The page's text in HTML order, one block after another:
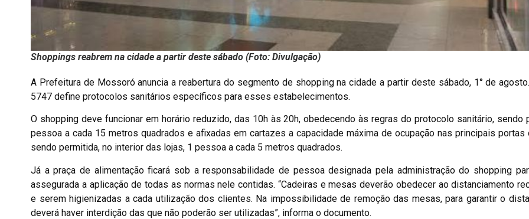
Shoppings reabrem na cidade a partir deste sábado (Foto: Divulgação)
A Prefeitura de Mossoró anuncia a reabertura do segmento de shopping na cidade a partir deste sábado, 1° de
5747 define protocolos sanitários específicos para esses estabelecimentos.
O shopping deve funcionar em horário reduzido, das 10h às 20h, obedecendo às regras do protocolo sanitário, sendo
pessoa a cada 15 metros quadrados e afixadas em cartazes a capacidade máxima de ocupação nas principais portas
sendo permitida, no interior das lojas, 1 pessoa a cada 5 metros quadrados.
Já a praça de alimentação ficará sob a responsabilidade de pessoa designada pela administração do shopping
assegurada a aplicação de todas as normas nele contidas. “Cadeiras e mesas deverão obedecer ao distanciamento
e serem higienizadas a cada utilização dos clientes. Na impossibilidade de remoção das mesas, para garantir o
deverá haver interdição das que não poderão ser utilizadas”, informa o documento.